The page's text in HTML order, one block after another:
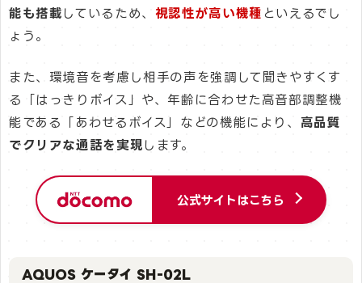
能も搭載 しているため、 視認性が高い機種 といえるでし
ょう。
また、環境音を考慮し相手の声を強調して聞きやすくす
る「はっきりボイス」や、年齢に合わせた高音部調整機
能である「あわせるボイス」などの機能により、 高品質
でクリアな通話を実現 します。
公式サイトはこちら
AQUOS ケータイ SH-02L